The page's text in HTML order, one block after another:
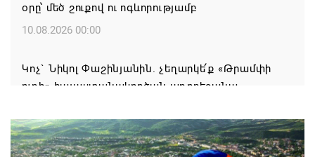
օրը՝ մեծ շուքով ու ոգևորությամբ
10.08.2026 00:00
Կոչ` Նիկոլ Փաշինյանին. չեղարկե՛ք «Թրամփի
ուղի» հայաստանակործան ադրբեջանա-
09.08.2026 21:18